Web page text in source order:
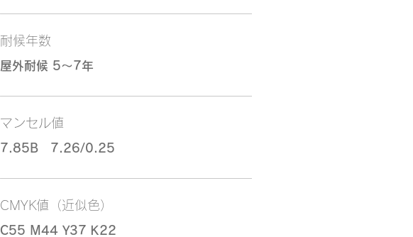
耐候年数
屋外耐候 5～7年
マンセル値
7.85B 7.26/0.25
CMYK値（近似色）
C55 M44 Y37 K22